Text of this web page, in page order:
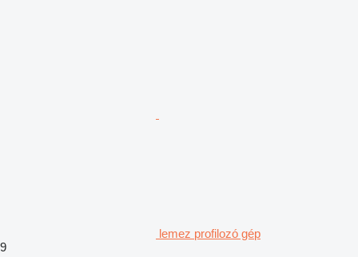
lemez profilozó gép
9